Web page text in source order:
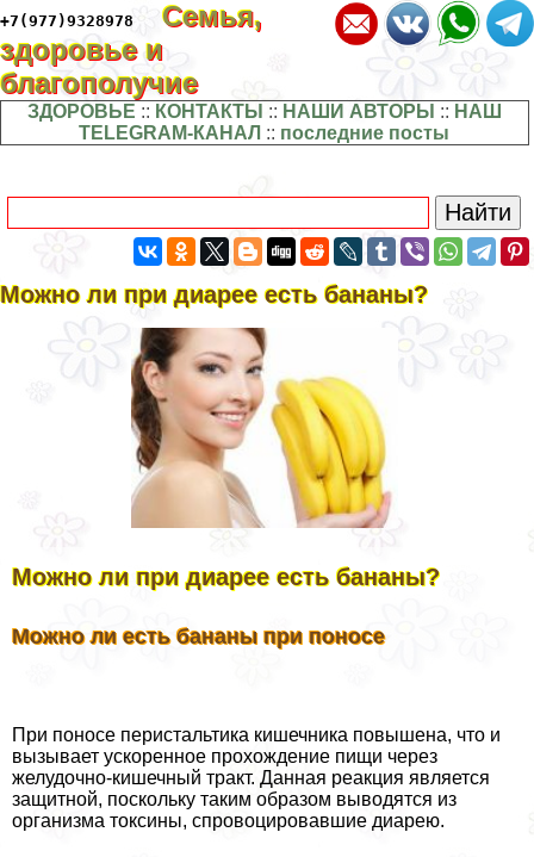
+7(977)9328978
Семья,
здоровье и
благополучие
ЗДОРОВЬЕ :: КОНТАКТЫ :: НАШИ АВТОРЫ :: НАШ
TELEGRAM-КАНАЛ :: последние посты
Можно ли при диарее есть бананы?
Можно ли при диарее есть бананы?
Можно ли есть бананы при поносе
При поносе перистальтика кишечника повышена, что и
вызывает ускоренное прохождение пищи через
желудочно-кишечный тpaкт. Данная реакция является
защитной, поскольку таким образом выводятся из
организма токсины, спровоцировавшие диарею.